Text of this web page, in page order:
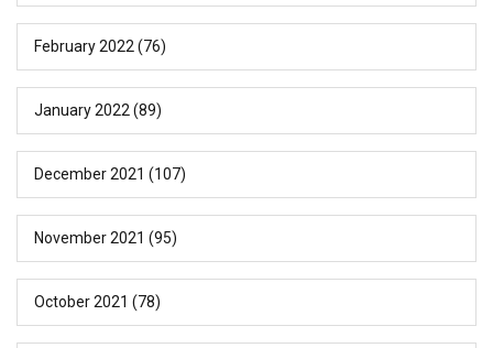
February 2022 (76)
January 2022 (89)
December 2021 (107)
November 2021 (95)
October 2021 (78)